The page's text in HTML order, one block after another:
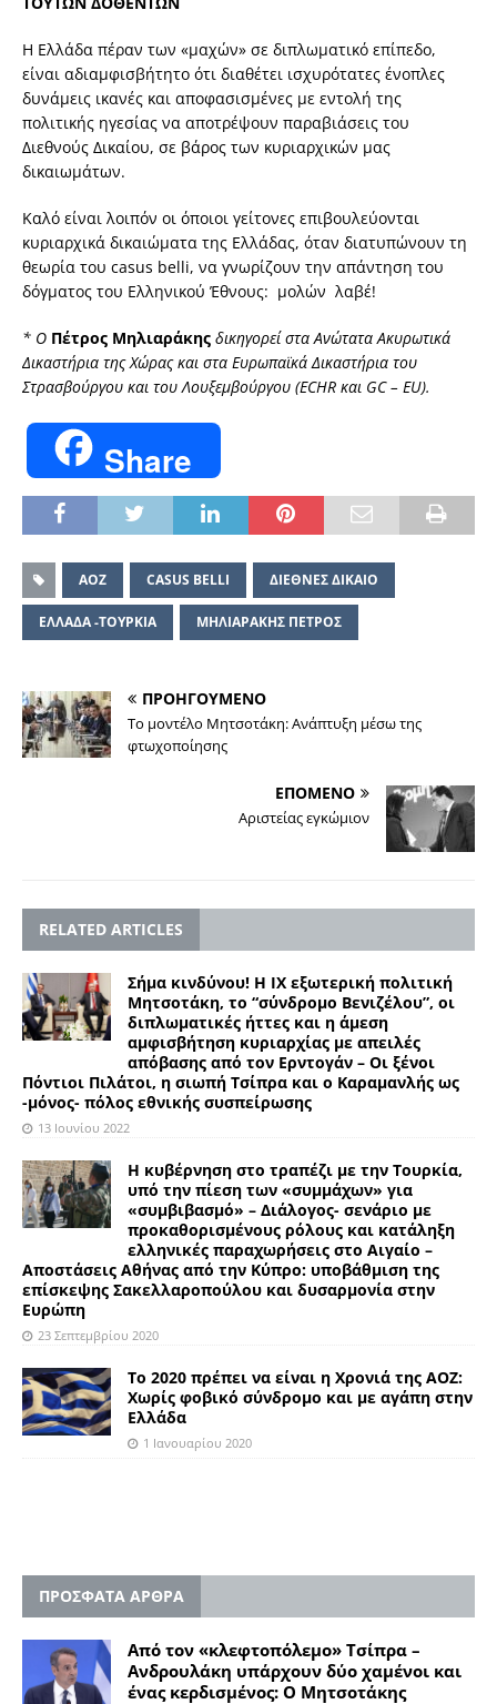
Η Ελλάδα πέραν των «μαχών» σε διπλωματικό επίπεδο,
είναι αδιαμφισβήτητο ότι διαθέτει ισχυρότατες ένοπλες
δυνάμεις ικανές και αποφασισμένες με εντολή της
πολιτικής ηγεσίας να αποτρέψουν παραβιάσεις του
Διεθνούς Δικαίου, σε βάρος των κυριαρχικών μας
δικαιωμάτων.
Καλό είναι λοιπόν οι όποιοι γείτονες επιβουλεύονται
κυριαρχικά δικαιώματα της Ελλάδας, όταν διατυπώνουν τη
θεωρία του casus belli, να γνωρίζουν την απάντηση του
δόγματος του Ελληνικού Έθνους: μολών λαβέ!
* Ο Πέτρος Μηλιαράκης δικηγορεί στα Ανώτατα Ακυρωτικά
Δικαστήρια της Χώρας και στα Ευρωπαϊκά Δικαστήρια του
Στρασβούργου και του Λουξεμβούργου (ECHR και GC – EU).
Share
AOZ CASUS BELLI ΔΙΕΘΝΕΣ ΔΙΚΑΙΟ
ΕΛΛΑΔΑ -ΤΟΥΡΚΙΑ ΜΗΛΙΑΡΑΚΗΣ ΠΕΤΡΟΣ
ΠΡΟΗΓΟΥΜΕΝΟ
Το μοντέλο Μητσοτάκη: Ανάπτυξη μέσω της
φτωχοποίησης
ΕΠΟΜΕΝΟ
Αριστείας εγκώμιον
RELATED ARTICLES
Σήμα κινδύνου! Η ΙΧ εξωτερική πολιτική
Μητσοτάκη, το “σύνδρομο Βενιζέλου”, οι
διπλωματικές ήττες και η άμεση
αμφισβήτηση κυριαρχίας με απειλές
απόβασης από τον Ερντογάν – Οι ξένοι
Πόντιοι Πιλάτοι, η σιωπή Τσίπρα και ο Καραμανλής ως
-μόνος- πόλος εθνικής συσπείρωσης
13 Ιουνίου 2022
Η κυβέρνηση στο τραπέζι με την Τουρκία,
υπό την πίεση των «συμμάχων» για
«συμβιβασμό» – Διάλογος- σενάριο με
προκαθορισμένους ρόλους και κατάληξη
ελληνικές παραχωρήσεις στο Αιγαίο –
Αποστάσεις Αθήνας από την Κύπρο: υποβάθμιση της
επίσκεψης Σακελλαροπούλου και δυσαρμονία στην
Ευρώπη
23 Σεπτεμβρίου 2020
Το 2020 πρέπει να είναι η Χρονιά της ΑΟΖ:
Χωρίς φοβικό σύνδρομο και με αγάπη στην
Ελλάδα
1 Ιανουαρίου 2020
ΠΡΟΣΦΑΤΑ ΑΡΘΡΑ
Από τον «κλεφτοπόλεμο» Τσίπρα –
Ανδρουλάκη υπάρχουν δύο χαμένοι και
ένας κερδισμένος: Ο Μητσοτάκης